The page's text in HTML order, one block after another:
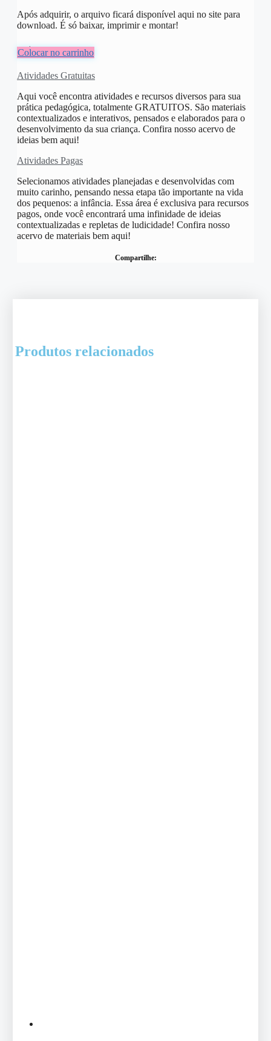
Após adquirir, o arquivo ficará disponível aqui no site para
download. É só baixar, imprimir e montar!
R$8,00
Colocar no carrinho
Atividades Gratuitas
Aqui você encontra atividades e recursos diversos para sua
prática pedagógica, totalmente GRATUITOS. São materiais
contextualizados e interativos, pensados e elaborados para o
desenvolvimento da sua criança. Confira nosso acervo de
ideias bem aqui!
Atividades Pagas
Selecionamos atividades planejadas e desenvolvidas com
muito carinho, pensando nessa etapa tão importante na vida
dos pequenos: a infância. Essa área é exclusiva para recursos
pagos, onde você encontrará uma infinidade de ideias
contextualizadas e repletas de ludicidade! Confira nosso
acervo de materiais bem aqui!
Compartilhe:
Produtos relacionados